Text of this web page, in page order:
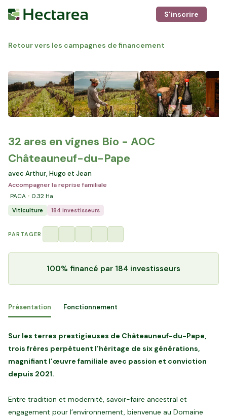
S'inscrire
Retour vers les campagnes de financement
32 ares en vignes Bio - AOC
Châteauneuf-du-Pape
avec Arthur, Hugo et Jean
Accompagner la reprise familiale
PACA
0.32Ha
Viticulture 184 investisseurs
PARTAGER
100% financé par 184 investisseurs
Présentation Fonctionnement
Sur les terres prestigieuses de Châteauneuf-du-Pape,
trois frères perpétuent l’héritage de six générations,
magnifiant l’œuvre familiale avec passion et conviction
depuis 2021.
Entre tradition et modernité, savoir-faire ancestral et
engagement pour l’environnement, bienvenue au Domaine